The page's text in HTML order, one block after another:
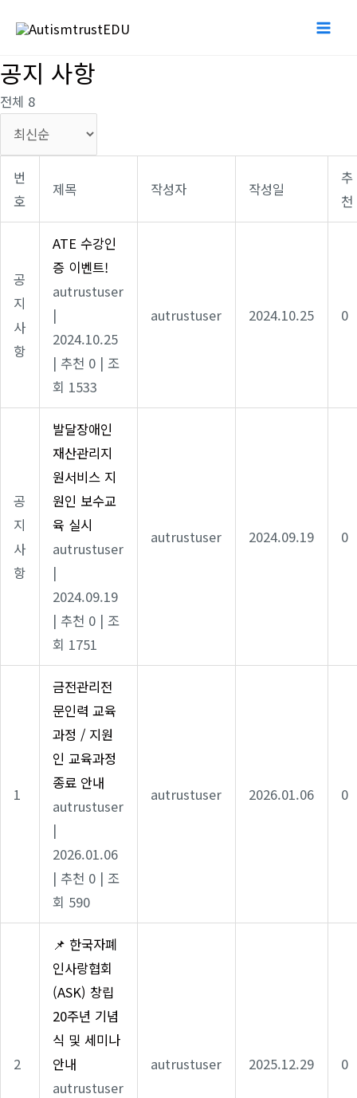
로
건
뛰
공지 사항
전체 8
번
호
제목 작성자 작성일
추
천
공
지
사
항
ATE 수강인
증 이벤트!
autrustuser
|
2024.10.25
| 추천 0 | 조
회 1533
autrustuser 2024.10.25 0
공
지
사
항
발달장애인
재산관리지
원서비스 지
원인 보수교
육 실시
autrustuser
|
2024.09.19
| 추천 0 | 조
회 1751
autrustuser 2024.09.19 0
1
금전관리전
문인력 교육
과정 / 지원
인 교육과정
종료 안내
autrustuser
|
2026.01.06
| 추천 0 | 조
회 590
autrustuser 2026.01.06 0
2
📌 한국자폐
인사랑협회
(ASK) 창립
20주년 기념
식 및 세미나
안내
autrustuser
autrustuser 2025.12.29 0